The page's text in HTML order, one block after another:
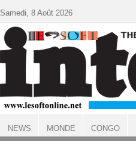
ACCUEIL
Samedi, 8 Août 2026
NEWS MONDE CONGO